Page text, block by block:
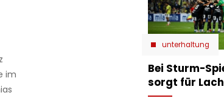
im
unterhaltung
Bei Sturm-
sorgt für